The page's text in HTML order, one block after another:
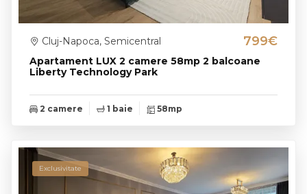
Apartament LUX 2 camere 58mp 2 balcoane
Liberty Technology Park
Cluj-Napoca, Semicentral 799€
2 camere 1 baie 58mp
Exclusivitate